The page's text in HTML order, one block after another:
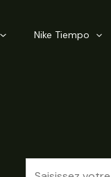
Nike Tiempo